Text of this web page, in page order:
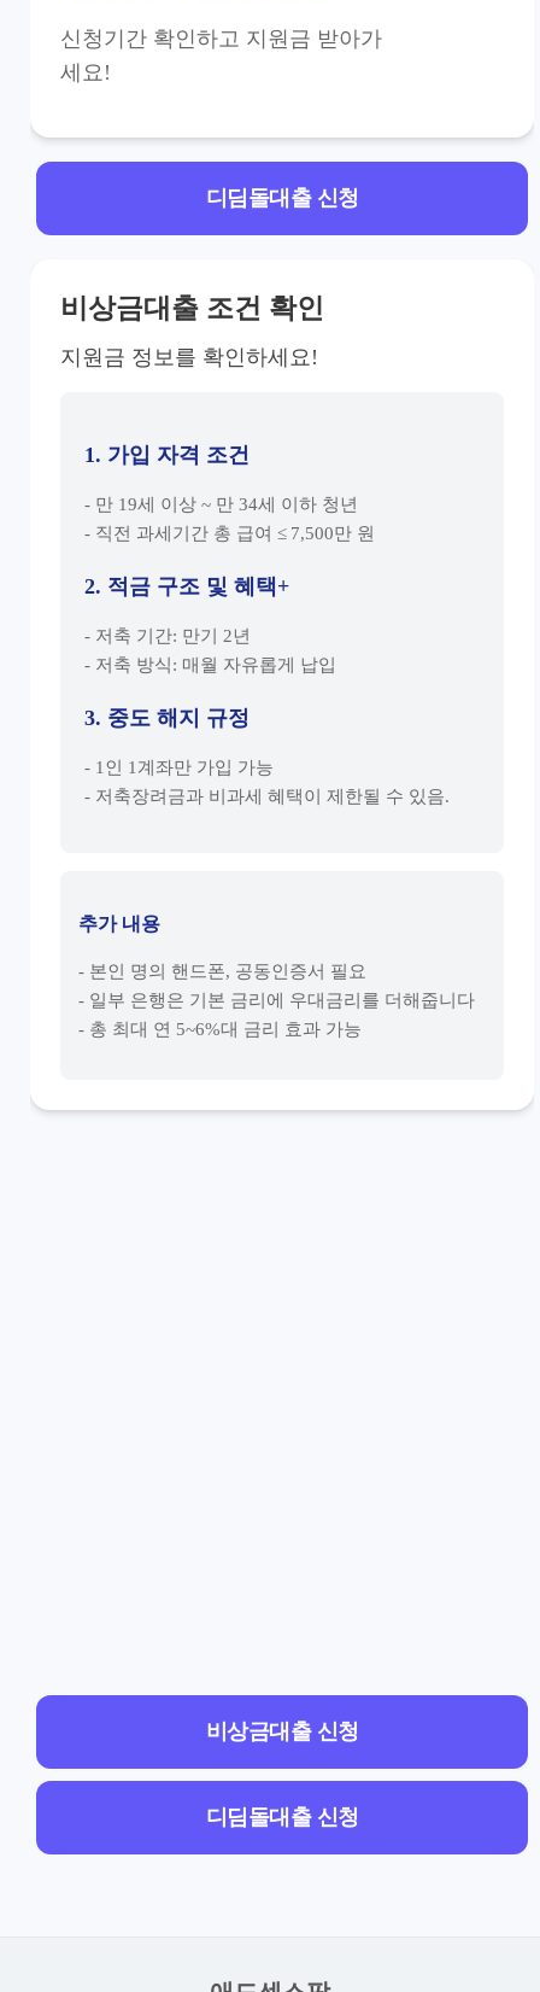
신청기간 확인하고 지원금 받아가
세요!
디딤돌대출 신청
비상금대출 조건 확인
지원금 정보를 확인하세요!
1. 가입 자격 조건
- 만 19세 이상 ~ 만 34세 이하 청년
- 직전 과세기간 총 급여 ≤ 7,500만 원
2. 적금 구조 및 혜택+
- 저축 기간: 만기 2년
- 저축 방식: 매월 자유롭게 납입
3. 중도 해지 규정
- 1인 1계좌만 가입 가능
- 저축장려금과 비과세 혜택이 제한될 수 있음.
추가 내용
- 본인 명의 핸드폰, 공동인증서 필요
- 일부 은행은 기본 금리에 우대금리를 더해줍니다
- 총 최대 연 5~6%대 금리 효과 가능
비상금대출 신청
디딤돌대출 신청